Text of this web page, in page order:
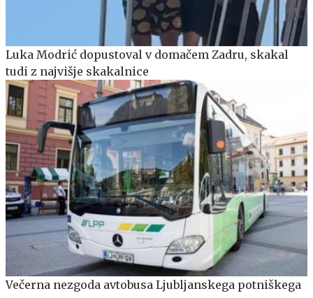
Luka Modrić dopustoval v domačem Zadru, skakal
tudi z najvišje skakalnice
Večerna nezgoda avtobusa Ljubljanskega potniškega